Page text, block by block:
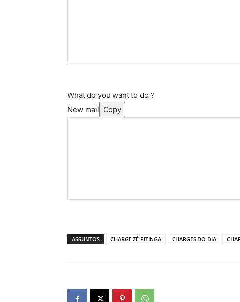
What do you want to do ?
New mail Copy
ASSUNTOS CHARGE ZÉ PITINGA CHARGES DO DIA